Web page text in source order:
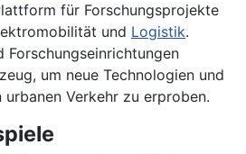
für Forschungsprojekte
und Logistik.
Forschungseinrichtungen
um neue Technologien und
Verkehr zu erproben.